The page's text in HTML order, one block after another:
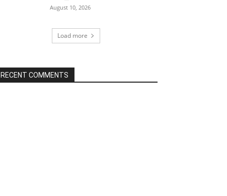
August 10, 2026
Load more
RECENT COMMENTS